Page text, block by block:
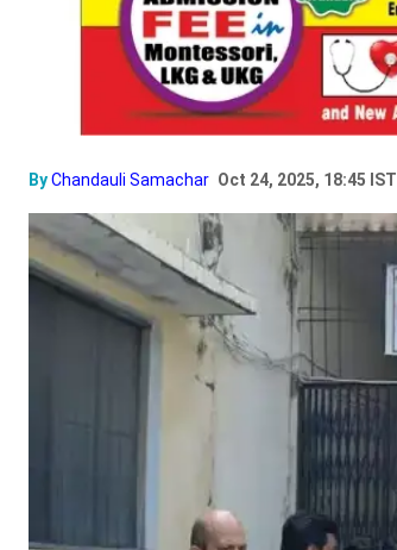
ByChandauli Samachar Oct 24, 2025, 18:45 IST